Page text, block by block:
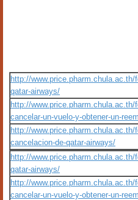
http://
qatar-airways/
http://
cancelar-un-vuelo-y-obtener-un-
http://
cancelacion-de-qatar-airways/
http://
qatar-airways/
http://
cancelar-un-vuelo-y-obtener-un-